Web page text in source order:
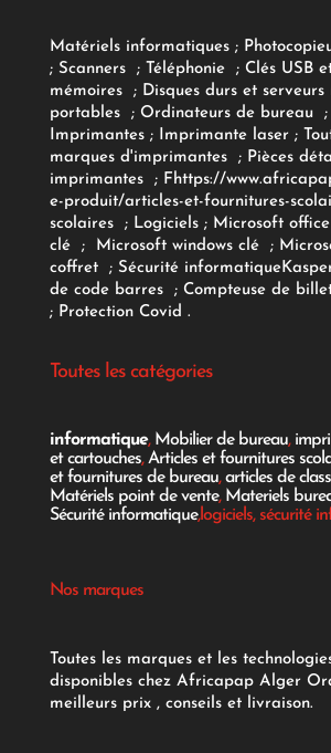
Matériels informatiques;
; Scanners ; Téléphonie ; Clés USB
mémoires
; Disques durs et serveurs
portables
; Ordinateurs de bureau ;
Imprimantes;Imprimante laser;
marques d'imprimantes
; Pièces
imprimantes
; F https://
e-produit/articles-et-fournitures-
scolaires; Logiciels ; Microsoft office
clé
; Microsoft windows clé;
coffret ; Sécurité informatique
de code barres
; Compteuse de
; Protection Covid .
Toutes les catégories
informatique, Mobilier de bureau,
et cartouches,Articles et fournitures
et fournitures de bureau,articles de
Matériels point de vente, Materiels
Sécurité informatique,logiciels, sécurité
Nos marques
Toutes les marques et les
disponibles chez Africapap Alger
meilleurs prix , conseils et livraison.